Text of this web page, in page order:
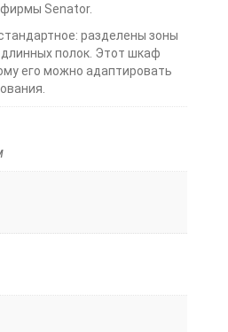
Senator.
разделены зоны
полок. Этот шкаф
его можно адаптировать